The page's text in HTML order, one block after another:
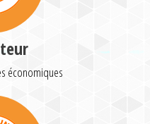
économiques